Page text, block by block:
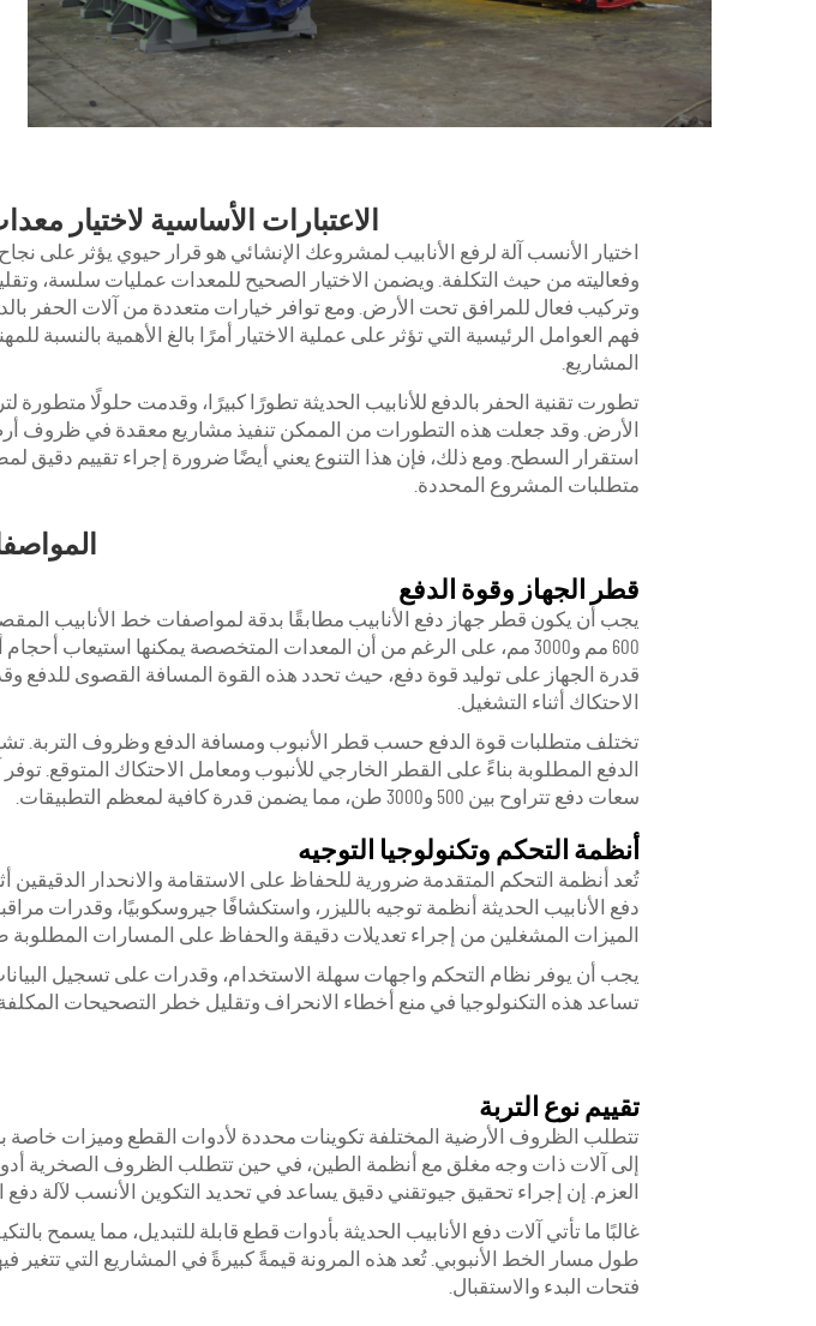
الاعتبارات الأساسية لاختيار
اختيار الأنسب آلة لرفع الأنابيب لمشروعك الإنشائي هو قرار حيوي يؤثر على
وفعاليته من حيث التكلفة. ويضمن الاختيار الصحيح للمعدات عمليات سلسة،
وتركيب فعال للمرافق تحت الأرض. ومع توافر خيارات متعددة من آلات الحفر
فهم العوامل الرئيسية التي تؤثر على عملية الاختيار أمرًا بالغ الأهمية بالنسبة
المشاريع.
تطورت تقنية الحفر بالدفع للأنابيب الحديثة تطورًا كبيرًا، وقدمت حلولًا
الأرض. وقد جعلت هذه التطورات من الممكن تنفيذ مشاريع معقدة في ظروف
استقرار السطح. ومع ذلك، فإن هذا التنوع يعني أيضًا ضرورة إجراء تقييم دقيق
متطلبات المشروع المحددة.
قطر الجهاز وقوة الدفع
يجب أن يكون قطر جهاز دفع الأنابيب مطابقًا بدقة لمواصفات خط الأنابيب
600 مم و3000 مم، على الرغم من أن المعدات المتخصصة يمكنها استيعاب
قدرة الجهاز على توليد قوة دفع، حيث تحدد هذه القوة المسافة القصوى للدفع
الاحتكاك أثناء التشغيل.
تختلف متطلبات قوة الدفع حسب قطر الأنبوب ومسافة الدفع وظروف التربة.
الدفع المطلوبة بناءً على القطر الخارجي للأنبوب ومعامل الاحتكاك المتوقع. توفر
سعات دفع تتراوح بين 500 و3000 طن، مما يضمن قدرة كافية لمعظم التطبيقات.
أنظمة التحكم وتكنولوجيا التوجيه
تُعد أنظمة التحكم المتقدمة ضرورية للحفاظ على الاستقامة والانحدار الدقيقين
دفع الأنابيب الحديثة أنظمة توجيه بالليزر، واستكشافًا جيروسكوبيًا، وقدرات
الميزات المشغلين من إجراء تعديلات دقيقة والحفاظ على المسارات المطلوبة
يجب أن يوفر نظام التحكم واجهات سهلة الاستخدام، وقدرات على تسجيل
تساعد هذه التكنولوجيا في منع أخطاء الانحراف وتقليل خطر التصحيحات المكلفة
تقييم نوع التربة
تتطلب الظروف الأرضية المختلفة تكوينات محددة لأدوات القطع وميزات خاصة
إلى آلات ذات وجه مغلق مع أنظمة الطين، في حين تتطلب الظروف الصخرية
العزم. إن إجراء تحقيق جيوتقني دقيق يساعد في تحديد التكوين الأنسب لآلة دفع
غالبًا ما تأتي آلات دفع الأنابيب الحديثة بأدوات قطع قابلة للتبديل، مما يسمح
طول مسار الخط الأنبوبي. تُعد هذه المرونة قيمةً كبيرةً في المشاريع التي تتغير
فتحات البدء والاستقبال.